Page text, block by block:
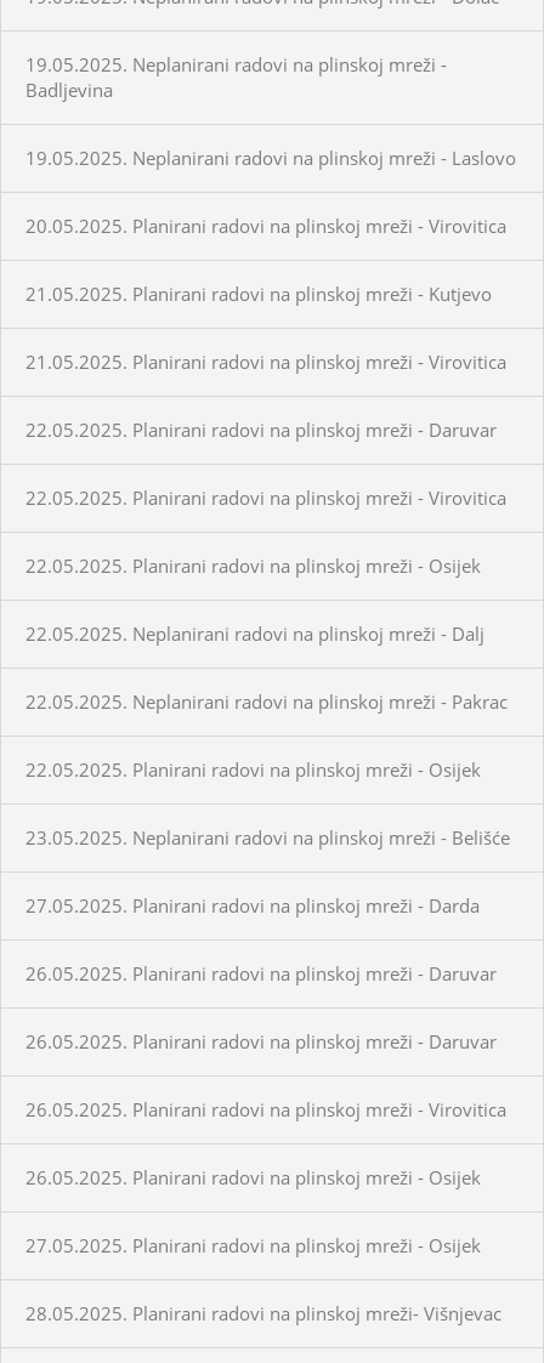
19.05.2025. Neplanirani radovi na plinskoj mreži -
Badljevina
19.05.2025. Neplanirani radovi na plinskoj mreži - Laslovo
20.05.2025. Planirani radovi na plinskoj mreži - Virovitica
21.05.2025. Planirani radovi na plinskoj mreži - Kutjevo
21.05.2025. Planirani radovi na plinskoj mreži - Virovitica
22.05.2025. Planirani radovi na plinskoj mreži - Daruvar
22.05.2025. Planirani radovi na plinskoj mreži - Virovitica
22.05.2025. Planirani radovi na plinskoj mreži - Osijek
22.05.2025. Neplanirani radovi na plinskoj mreži - Dalj
22.05.2025. Neplanirani radovi na plinskoj mreži - Pakrac
22.05.2025. Planirani radovi na plinskoj mreži - Osijek
23.05.2025. Neplanirani radovi na plinskoj mreži - Belišće
27.05.2025. Planirani radovi na plinskoj mreži - Darda
26.05.2025. Planirani radovi na plinskoj mreži - Daruvar
26.05.2025. Planirani radovi na plinskoj mreži - Daruvar
26.05.2025. Planirani radovi na plinskoj mreži - Virovitica
26.05.2025. Planirani radovi na plinskoj mreži - Osijek
27.05.2025. Planirani radovi na plinskoj mreži - Osijek
28.05.2025. Planirani radovi na plinskoj mreži- Višnjevac